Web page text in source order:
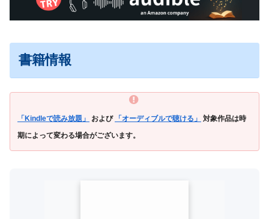
書籍情報
「Kindleで読み放題」 および 「オーディブルで聴ける」
対象作品は時
期によって変わる場合がございます。